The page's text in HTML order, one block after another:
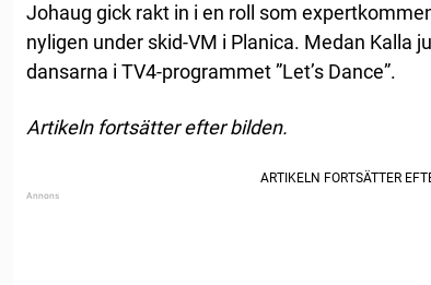
Johaug gick rakt in i en roll som
nyligen under skid-VM i Planica. Medan Kalla
dansarna i TV4-programmet ”Let’s Dance”.
Artikeln fortsätter efter bilden.